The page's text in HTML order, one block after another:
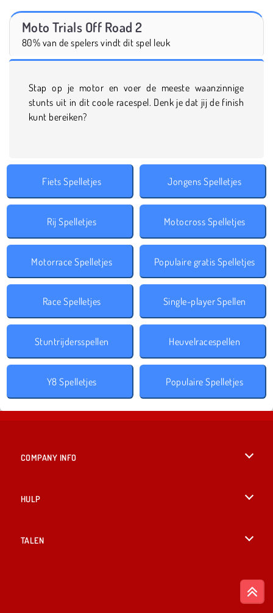
Moto Trials Off Road 2
80% van de spelers vindt dit spel leuk
Stap op je motor en voer de meeste waanzinnige
stunts uit in dit coole racespel. Denk je dat jij de finish
kunt bereiken?
Fiets Spelletjes Jongens Spelletjes
Rij Spelletjes Motocross Spelletjes
Motorrace Spelletjes Populaire gratis Spelletjes
Race Spelletjes Single-player Spellen
Stuntrijdersspellen Heuvelracespellen
Y8 Spelletjes Populaire Spelletjes
COMPANY INFO
HULP
TALEN